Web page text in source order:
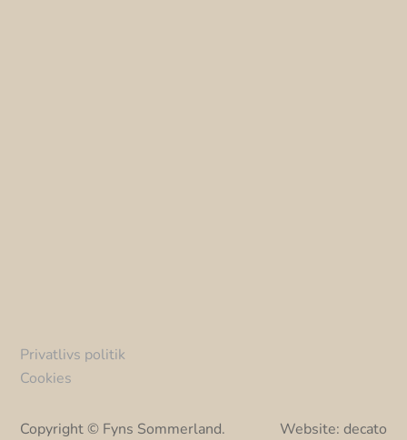
Privatlivs politik
Cookies
Copyright © Fyns Sommerland. Website: decato